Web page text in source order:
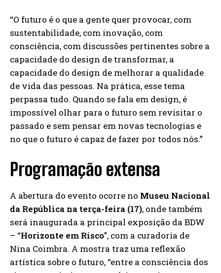
“O futuro é o que a gente quer provocar, com
sustentabilidade, com inovação, com
consciência, com discussões pertinentes sobre a
capacidade do design de transformar, a
capacidade do design de melhorar a qualidade
de vida das pessoas. Na prática, esse tema
perpassa tudo. Quando se fala em design, é
impossível olhar para o futuro sem revisitar o
passado e sem pensar em novas tecnologias e
no que o futuro é capaz de fazer por todos nós.”
Programação extensa
A abertura do evento ocorre no Museu Nacional
da República na terça-feira (17), onde também
será inaugurada a principal exposição da BDW
– “Horizonte em Risco”, com a curadoria de
Nina Coimbra. A mostra traz uma reflexão
artística sobre o futuro, “entre a consciência dos